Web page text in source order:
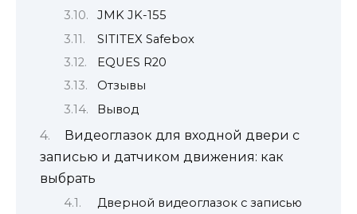
JMK JK-155
SITITEX Safebox
EQUES R20
Отзывы
Вывод
Видеоглазок для входной двери с
записью и датчиком движения: как
выбрать
Дверной видеоглазок с записью